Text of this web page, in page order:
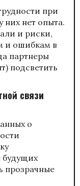
при
них нет опыта.
и риски,
и ошибкам в
партнеры
подсветить
связи
о
будущих
прозрачные